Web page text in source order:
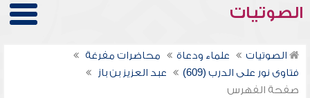
الصوتيات
الصوتيات علماء ودعاة
محاضرات مفرغة
فتاوى نور على الدرب (609)
عبد العزيز بن باز
صفحة الفهرس